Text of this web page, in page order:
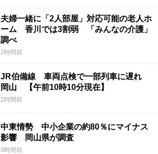
夫婦一緒に「2人部屋」対応可能の老人ホ
ーム 香川では3割弱 「みんなの介護」
調べ
2時間前
JR伯備線 車両点検で一部列車に遅れ
岡山 【午前10時10分現在】
2時間前
中東情勢 中小企業の約80％にマイナス
影響 岡山県が調査
3時間前